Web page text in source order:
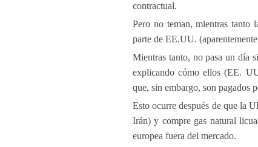
contractual.
Pero no teman, mientras tanto
parte de EE.UU.
Mientras tanto, no pasa un día
explicando cómo ellos (EE.
que, sin embargo, son pagados
Esto ocurre después de que la
Irán) y compre gas natural
europea fuera del mercado.